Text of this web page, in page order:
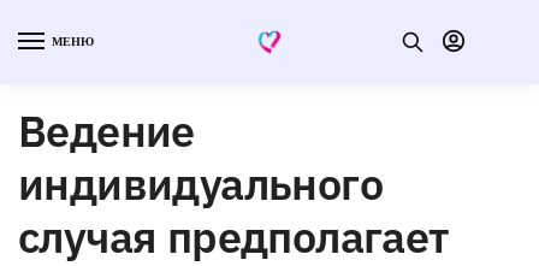
МЕНЮ
Ведение
индивидуального
случая предполагает